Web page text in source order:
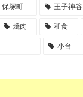
保塚町 王子神谷
焼肉 和食
小台